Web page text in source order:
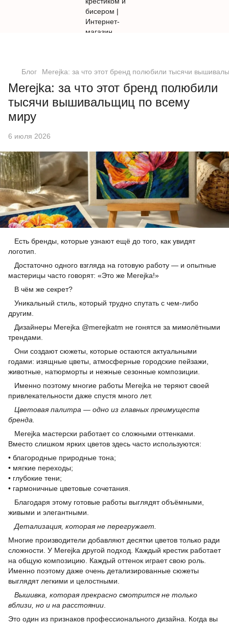
Блог Merejka: за что этот бренд полюбили тысячи
Merejka: за что этот бренд полюбили
тысячи вышивальщиц по всему
миру
6 июля 2026
Есть бренды, которые узнают ещё до того, как увидят
логотип.
Достаточно одного взгляда на готовую работу — и опытные
мастерицы часто говорят: «Это же Merejka!»
В чём же секрет?
Уникальный стиль, который трудно спутать с чем-либо
другим.
Дизайнеры Merejka @merejkatm не гонятся за мимолётными
трендами.
Они создают сюжеты, которые остаются актуальными
годами: изящные цветы, атмосферные городские пейзажи,
животные, натюрморты и нежные сезонные композиции.
Именно поэтому многие работы Merejka не теряют своей
привлекательности даже спустя много лет.
Цветовая палитра — одно из главных преимуществ
бренда.
Merejka мастерски работает со сложными оттенками.
Вместо слишком ярких цветов здесь часто используются:
• благородные природные тона;
• мягкие переходы;
• глубокие тени;
• гармоничные цветовые сочетания.
Благодаря этому готовые работы выглядят объёмными,
живыми и элегантными.
Детализация, которая не перегружает.
Многие производители добавляют десятки цветов только ради
сложности. У Merejka другой подход. Каждый крестик работает
на общую композицию. Каждый оттенок играет свою роль.
Именно поэтому даже очень детализированные сюжеты
выглядят легкими и целостными.
Вышивка, которая прекрасно смотрится не только
вблизи, но и на расстоянии.
Это один из признаков профессионального дизайна. Когда вы